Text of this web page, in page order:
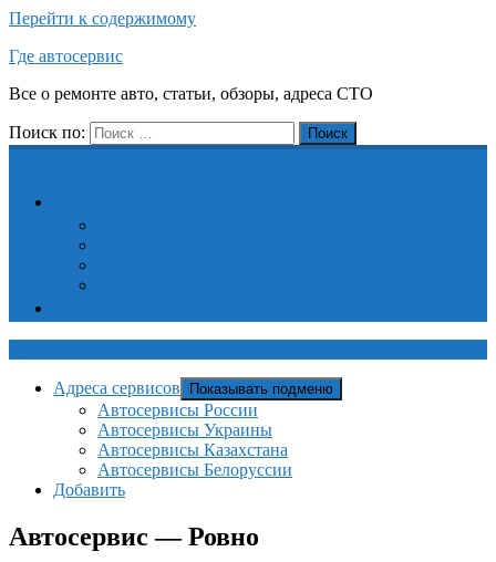
Перейти к содержимому
Где автосервис
Все о ремонте авто, статьи, обзоры, адреса СТО
Поиск по: Поиск
Адреса сервисов Показывать подменю
Автосервисы России
Автосервисы Украины
Автосервисы Казахстана
Автосервисы Белоруссии
Добавить
Автосервис — Ровно